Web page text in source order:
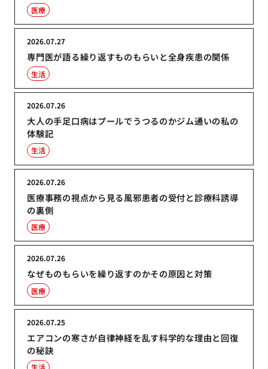
医療
専門医が語る繰り返すものもらいと全身疾患の関係
2026.07.27
生活
大人の手足口病はプールでうつるのかジム通いの私の
体験記
2026.07.26
生活
医療事務の視点から見る風邪患者の受付と診療科誘導
の裏側
2026.07.26
医療
なぜものもらいを繰り返すのかその原因と対策
2026.07.26
医療
エアコンの寒さが自律神経を乱す科学的な理由と回復
の秘訣
2026.07.25